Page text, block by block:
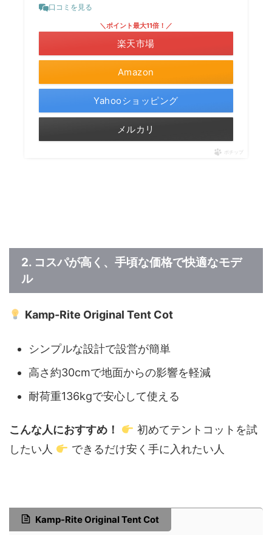
口コミを見る
Amazon
＼ポイント最大11倍！／
楽天市場
Yahooショッピング
メルカリ
ポチップ
2. コスパが高く、手頃な価格で快適なモデ
ル
Kamp-Rite Original Tent Cot
シンプルな設計で設営が簡単
高さ約30cmで地面からの影響を軽減
耐荷重136kgで安心して使える
こんな人におすすめ！
初めてテントコットを試
したい人
できるだけ安く手に入れたい人
Kamp-Rite Original Tent Cot